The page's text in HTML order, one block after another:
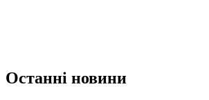
Останні новини